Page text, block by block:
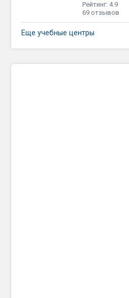
Рейтинг: 4.9
69 отзывов
Еще учебные центры